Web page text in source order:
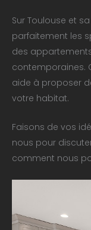
Sur Toulouse et
parfaitement les
des
contemporaines.
aide à proposer
votre habitat.
Faisons de vos
nous pour
comment nous